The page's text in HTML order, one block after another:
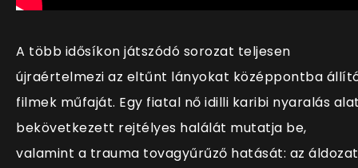
A több idősíkon játszódó sorozat teljesen
újraértelmezi az eltűnt lányokat középpontba
filmek műfaját. Egy fiatal nő idilli karibi nyaralás
bekövetkezett rejtélyes halálát mutatja be,
valamint a trauma tovagyűrűző hatását: az áldozat